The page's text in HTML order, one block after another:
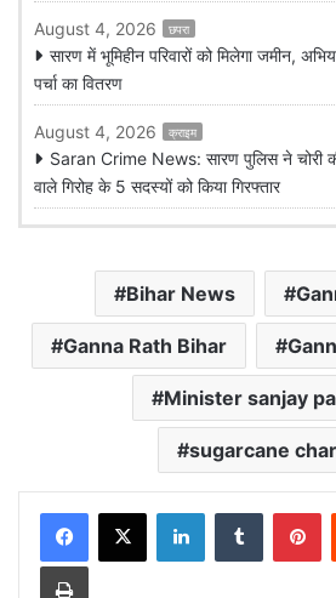
August 4, 2026 छपरा
सारण में भूमिहीन परिवारों को मिलेगा जमीन,
पर्चा का वितरण
August 4, 2026 क्राइम
Saran Crime News: सारण पुलिस ने चोरी
वाले गिरोह के 5 सदस्यों को किया गिरफ्तार
Bihar News
Ganna Rath Bihar
Minister sanjay
sugarcane
LinkedInTumblr
Print